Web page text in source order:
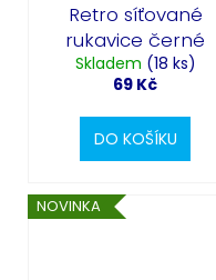
Retro síťované
rukavice černé
Skladem (18 ks)
69 Kč
DO KOŠÍKU
NOVINKA